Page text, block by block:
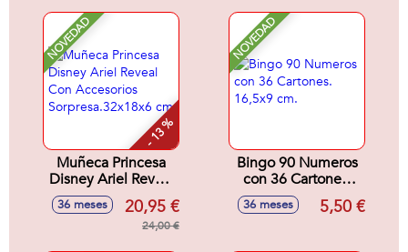
NOVEDAD
- 13 %
Muñeca Princesa
Disney Ariel Reveal
Con Accesorios
Sorpresa.32x18x6
36 meses 20,95 €
24,00 €
NOVEDAD
Bingo 90 Numeros
con 36 Cartones.
16,5x9 cm.
36 meses 5,50 €